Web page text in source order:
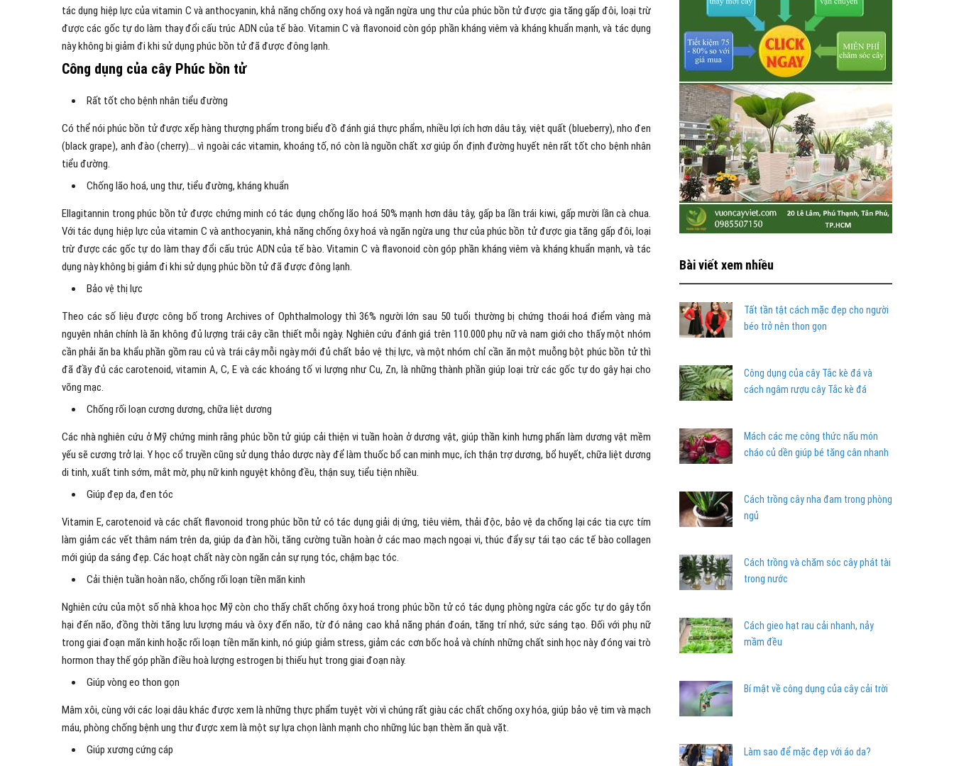
tác dụng hiệp lực của vitamin C và anthocyanin, khả năng chống oxy hoá và ngăn ngừa ung thư của phúc bồn tử được gia tăng gấp đôi, loại trừ
được các gốc tự do làm thay đổi cấu trúc ADN của tế bào. Vitamin C và flavonoid còn góp phần kháng viêm và kháng khuẩn mạnh, và tác dụng
này không bị giảm đi khi sử dụng phúc bồn tử đã được đông lạnh.
Công dụng của cây Phúc bồn tử
Rất tốt cho bệnh nhân tiểu đường
Có thể nói phúc bồn tử được xếp hàng thượng phẩm trong biểu đồ đánh giá thực phẩm, nhiều lợi ích hơn dâu tây, việt quất (blueberry), nho đen
(black grape), anh đào (cherry)… vì ngoài các vitamin, khoáng tố, nó còn là nguồn chất xơ giúp ổn định đường huyết nên rất tốt cho bệnh nhân
tiểu đường.
Chống lão hoá, ung thư, tiểu đường, kháng khuẩn
Ellagitannin trong phúc bồn tử được chứng minh có tác dụng chống lão hoá 50% mạnh hơn dâu tây, gấp ba lần trái kiwi, gấp mười lần cà chua.
Với tác dụng hiệp lực của vitamin C và anthocyanin, khả năng chống ôxy hoá và ngăn ngừa ung thư của phúc bồn tử được gia tăng gấp đôi, loại
trừ được các gốc tự do làm thay đổi cấu trúc ADN của tế bào. Vitamin C và flavonoid còn góp phần kháng viêm và kháng khuẩn mạnh, và tác
dụng này không bị giảm đi khi sử dụng phúc bồn tử đã được đông lạnh.
Bảo vệ thị lực
Theo các số liệu được công bố trong Archives of Ophthalmology thì 36% người lớn sau 50 tuổi thường bị chứng thoái hoá điểm vàng mà
nguyên nhân chính là ăn không đủ lượng trái cây cần thiết mỗi ngày. Nghiên cứu đánh giá trên 110.000 phụ nữ và nam giới cho thấy một nhóm
cần phải ăn ba khẩu phần gồm rau củ và trái cây mỗi ngày mới đủ chất bảo vệ thị lực, và một nhóm chỉ cần ăn một muỗng bột phúc bồn tử thì
đã đầy đủ các carotenoid, vitamin A, C, E và các khoáng tố vi lượng như Cu, Zn, là những thành phần giúp loại trừ các gốc tự do gây hại cho
võng mạc.
Chống rối loạn cương dương, chữa liệt dương
Các nhà nghiên cứu ở Mỹ chứng minh rằng phúc bồn tử giúp cải thiện vi tuần hoàn ở dương vật, giúp thần kinh hưng phấn làm dương vật mềm
yếu sẽ cương trở lại. Y học cổ truyền cũng sử dụng thảo dược này để làm thuốc bổ can minh mục, ích thận trợ dương, bổ huyết, chữa liệt dương
di tinh, xuất tinh sớm, mắt mờ, phụ nữ kinh nguyệt không đều, thận suy, tiểu tiện nhiều.
Giúp đẹp da, đen tóc
Vitamin E, carotenoid và các chất flavonoid trong phúc bồn tử có tác dụng giải dị ứng, tiêu viêm, thải độc, bảo vệ da chống lại các tia cực tím
làm giảm các vết thâm nám trên da, giúp da đàn hồi, tăng cường tuần hoàn ở các mao mạch ngoại vi, thúc đẩy sự tái tạo các tế bào collagen
mới giúp da sáng đẹp. Các hoạt chất này còn ngăn cản sự rụng tóc, chậm bạc tóc.
Cải thiện tuần hoàn não, chống rối loạn tiền mãn kinh
Nghiên cứu của một số nhà khoa học Mỹ còn cho thấy chất chống ôxy hoá trong phúc bồn tử có tác dụng phòng ngừa các gốc tự do gây tổn
hại đến não, đồng thời tăng lưu lượng máu và ôxy đến não, từ đó nâng cao khả năng phán đoán, tăng trí nhớ, sức sáng tạo. Đối với phụ nữ
trong giai đoạn mãn kinh hoặc rối loạn tiền mãn kinh, nó giúp giảm stress, giảm các cơn bốc hoả và chính những chất sinh học này đóng vai trò
hormon thay thế góp phần điều hoà lượng estrogen bị thiếu hụt trong giai đoạn này.
Giúp vòng eo thon gọn
Mâm xôi, cùng với các loại dâu khác được xem là những thực phẩm tuyệt vời vì chúng rất giàu các chất chống oxy hóa, giúp bảo vệ tim và mạch
máu, phòng chống bệnh ung thư được xem là một sự lựa chọn lành mạnh cho những lúc bạn thèm ăn quà vặt.
Giúp xương cứng cáp
Bài viết xem nhiều
Tất tần tật cách mặc đẹp cho người
béo trở nên thon gọn
Công dụng của cây Tắc kè đá và
cách ngâm rượu cây Tắc kè đá
Mách các mẹ công thức nấu món
cháo củ dền giúp bé tăng cân nhanh
Cách trồng cây nha đam trong phòng
ngủ
Cách trồng và chăm sóc cây phát tài
trong nước
Cách gieo hạt rau cải nhanh, nảy
mầm đều
Bí mật về công dụng của cây cải trời
Làm sao để mặc đẹp với áo da?